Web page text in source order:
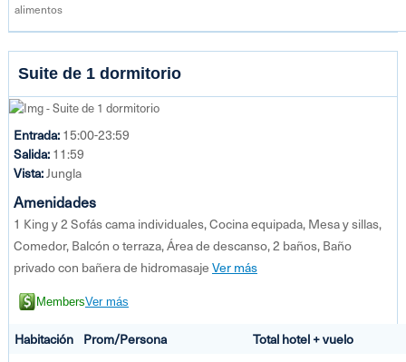
alimentos
Suite de 1 dormitorio
Entrada:15:00-23:59
Salida:11:59
Vista:Jungla
Amenidades
1 King y 2 Sofás cama individuales, Cocina equipada, Mesa y sillas,
Comedor, Balcón o terraza, Área de descanso, 2 baños, Baño
privado con bañera de hidromasajeVer más
MembersVer más
Habitación Prom/Persona
Total hotel + vuelo